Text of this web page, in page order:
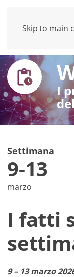
Skip to main
I
Settimana
9-13
marzo
I fatti
9 – 13 marzo